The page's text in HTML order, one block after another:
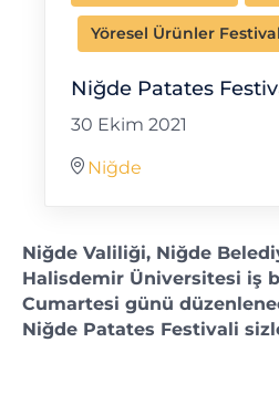
Yöresel Ürünler
Niğde Patates
30 Ekim 2021
Niğde
Niğde Valiliği, Niğde
Halisdemir Üniversitesi iş
Cumartesi günü
Niğde Patates Festivali